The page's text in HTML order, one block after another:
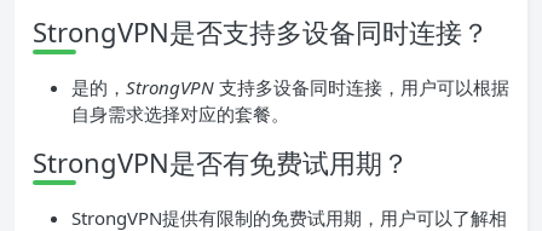
StrongVPN是否支持多设备同时连接？
是的， StrongVPN 支持多设备同时连接，用户可以根据
自身需求选择对应的套餐。
StrongVPN是否有免费试用期？
StrongVPN提供有限制的免费试用期，用户可以了解相